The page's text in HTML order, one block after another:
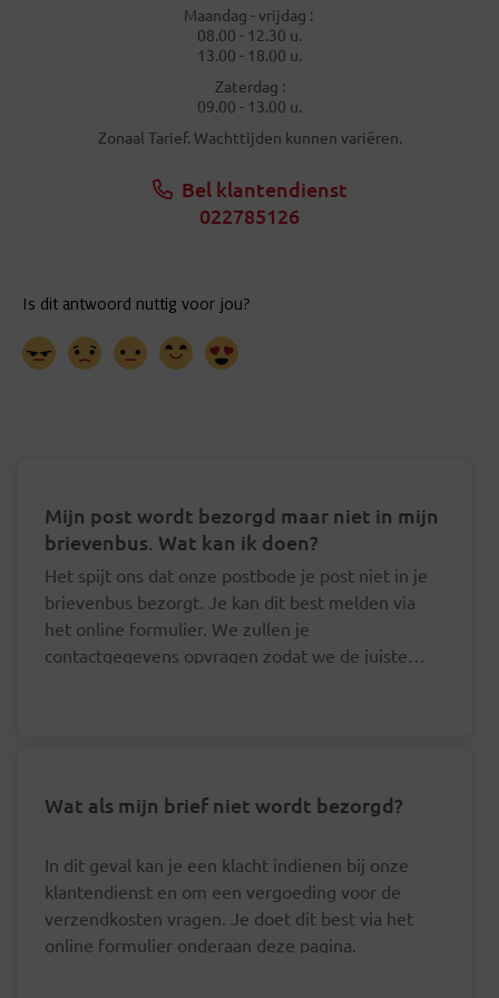
Maandag - vrijdag :
08.00 - 12.30 u.
13.00 - 18.00 u.
Zaterdag :
09.00 - 13.00 u.
Zonaal Tarief. Wachttijden kunnen variëren.
Bel klantendienst
022785126
Mijn post wordt bezorgd maar niet in mijn
brievenbus. Wat kan ik doen?
Het spijt ons dat onze postbode je post niet in je
brievenbus bezorgt. Je kan dit best melden via
het online formulier. We zullen je
contactgegevens opvragen zodat we de juiste
Wat als mijn brief niet wordt bezorgd?
In dit geval kan je een klacht indienen bij onze
klantendienst en om een vergoeding voor de
verzendkosten vragen. Je doet dit best via het
online formulier onderaan deze pagina.